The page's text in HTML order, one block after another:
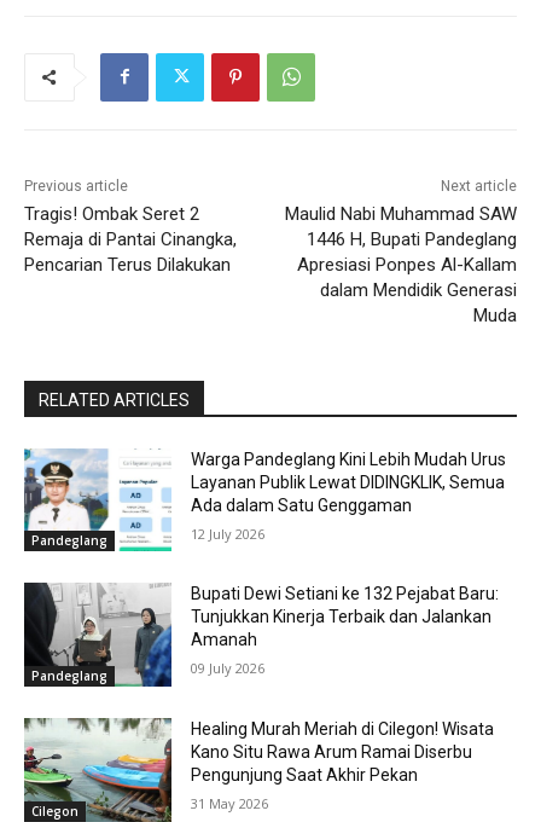
Previous article
Tragis! Ombak Seret 2
Remaja di Pantai Cinangka,
Pencarian Terus Dilakukan
Next article
Maulid Nabi Muhammad SAW
1446 H, Bupati Pandeglang
Apresiasi Ponpes Al-Kallam
dalam Mendidik Generasi
Muda
RELATED ARTICLES
Pandeglang
Warga Pandeglang Kini Lebih Mudah Urus
Layanan Publik Lewat DIDINGKLIK, Semua
Ada dalam Satu Genggaman
12 July 2026
Pandeglang
Bupati Dewi Setiani ke 132 Pejabat Baru:
Tunjukkan Kinerja Terbaik dan Jalankan
Amanah
09 July 2026
Cilegon
Healing Murah Meriah di Cilegon! Wisata
Kano Situ Rawa Arum Ramai Diserbu
Pengunjung Saat Akhir Pekan
31 May 2026